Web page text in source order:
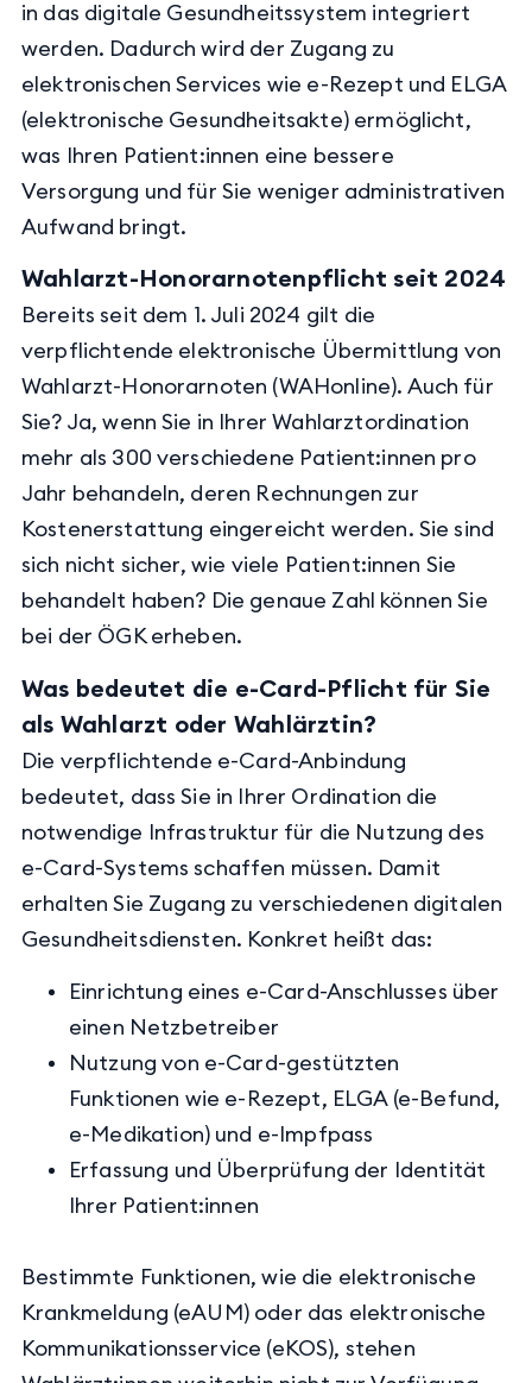
in das digitale Gesundheitssystem integriert
werden. Dadurch wird der Zugang zu
elektronischen Services wie e-Rezept und ELGA
(elektronische Gesundheitsakte) ermöglicht,
was Ihren Patient:innen eine bessere
Versorgung und für Sie weniger administrativen
Aufwand bringt.
Wahlarzt-Honorarnotenpflicht seit 2024
Bereits seit dem 1. Juli 2024 gilt die
verpflichtende elektronische Übermittlung von
Wahlarzt-Honorarnoten (WAHonline). Auch für
Sie? Ja, wenn Sie in Ihrer Wahlarztordination
mehr als 300 verschiedene Patient:innen pro
Jahr behandeln, deren Rechnungen zur
Kostenerstattung eingereicht werden. Sie sind
sich nicht sicher, wie viele Patient:innen Sie
behandelt haben? Die genaue Zahl können Sie
bei der ÖGK erheben.
Was bedeutet die e-Card-Pflicht für Sie
als Wahlarzt oder Wahlärztin?
Die verpflichtende e-Card-Anbindung
bedeutet, dass Sie in Ihrer Ordination die
notwendige Infrastruktur für die Nutzung des
e-Card-Systems schaffen müssen. Damit
erhalten Sie Zugang zu verschiedenen digitalen
Gesundheitsdiensten. Konkret heißt das:
Einrichtung eines e-Card-Anschlusses über
einen Netzbetreiber
Nutzung von e-Card-gestützten
Funktionen wie e-Rezept, ELGA (e-Befund,
e-Medikation) und e-Impfpass
Erfassung und Überprüfung der Identität
Ihrer Patient:innen
Bestimmte Funktionen, wie die elektronische
Krankmeldung (eAUM) oder das elektronische
Kommunikationsservice (eKOS), stehen